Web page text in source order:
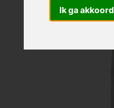
Ik ga akkoord